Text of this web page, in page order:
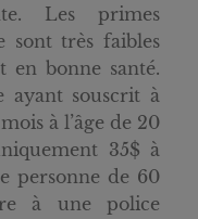
Les primes
sont très faibles
en bonne santé.
ayant souscrit à
à l’âge de 20
35$ à
personne de 60
à une police